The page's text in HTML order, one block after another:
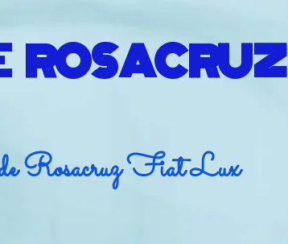
ROSACRUZ
Rosacruz Fiat Lux